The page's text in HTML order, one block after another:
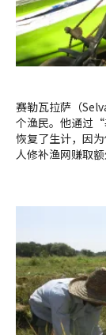
赛勒瓦拉萨（
个渔民。他通过
恢复了生计，因
人修补渔网赚取